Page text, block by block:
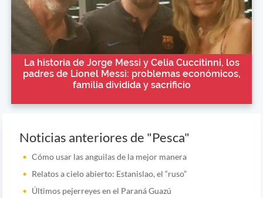
La historia de Jorge Messi y Celia Cuccitinni, los
padres de Lionel Messi: problemas económicos,
familia dividida y sacrificio
Noticias anteriores de "Pesca"
Cómo usar las anguilas de la mejor manera
Relatos a cielo abierto: Estanislao, el “ruso”
Últimos pejerreyes en el Paraná Guazú